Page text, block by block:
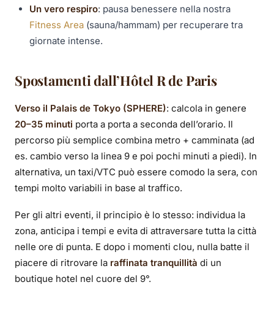
Un vero respiro: pausa benessere nella nostra
Fitness Area (sauna/hammam) per recuperare tra
giornate intense.
Spostamenti dall’Hôtel R de Paris
Verso il Palais de Tokyo (SPHERE): calcola in genere
20–35 minuti porta a porta a seconda dell’orario. Il
percorso più semplice combina metro + camminata (ad
es. cambio verso la linea 9 e poi pochi minuti a piedi). In
alternativa, un taxi/VTC può essere comodo la sera, con
tempi molto variabili in base al traffico.
Per gli altri eventi, il principio è lo stesso: individua la
zona, anticipa i tempi e evita di attraversare tutta la città
nelle ore di punta. E dopo i momenti clou, nulla batte il
piacere di ritrovare la raffinata tranquillità di un
boutique hotel nel cuore del 9°.